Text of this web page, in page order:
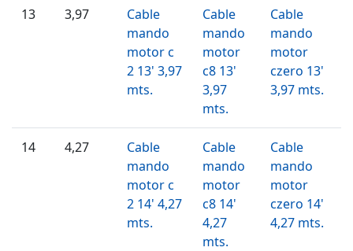
13 3,97
Cable
mando
motor c
2 13' 3,97
mts.
Cable
mando
motor
c8 13'
3,97
mts.
Cable
mando
motor
czero 13'
3,97 mts.
14 4,27
Cable
mando
motor c
2 14' 4,27
mts.
Cable
mando
motor
c8 14'
4,27
mts.
Cable
mando
motor
czero 14'
4,27 mts.